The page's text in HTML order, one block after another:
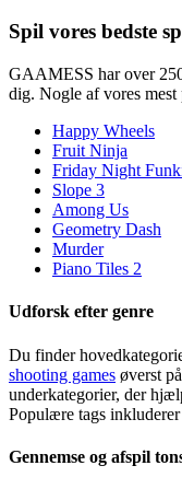
Spil vores bedste
GAAMESS har over
dig. Nogle af vores
Happy Wheels
Fruit Ninja
Friday Night
Slope 3
Among Us
Geometry Dash
Murder
Piano Tiles 2
Udforsk efter genre
Du finder
shooting games øverst
underkategorier, der
Populære tags inkluderer
Gennemse og afspil